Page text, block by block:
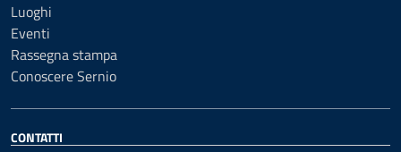
Luoghi
Eventi
Rassegna stampa
Conoscere Sernio
CONTATTI